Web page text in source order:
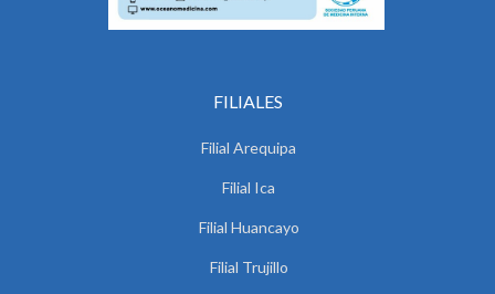
FILIALES
Filial Arequipa
Filial Ica
Filial Huancayo
Filial Trujillo